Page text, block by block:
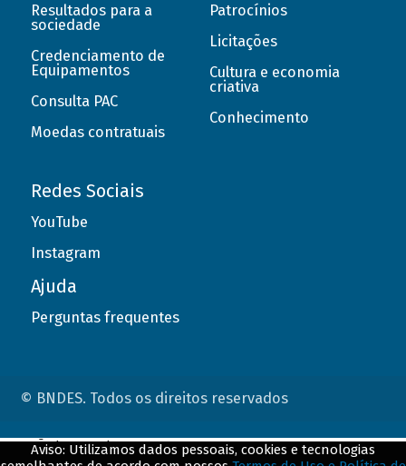
Resultados para a
sociedade
Credenciamento de
Equipamentos
Consulta PAC
Moedas contratuais
Patrocínios
Licitações
Cultura e economia
criativa
Conhecimento
Redes Sociais
YouTube
Instagram
Ajuda
Perguntas frequentes
© BNDES. Todos os direitos reservados
Aviso: Utilizamos dados pessoais, cookies e tecnologias
ConteÃºdo complementar